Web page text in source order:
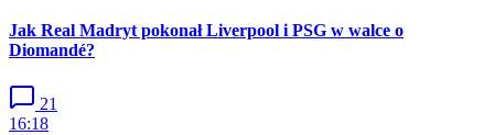
Jak Real Madryt pokonał Liverpool i PSG w walce o
Diomandé?
21
16:18